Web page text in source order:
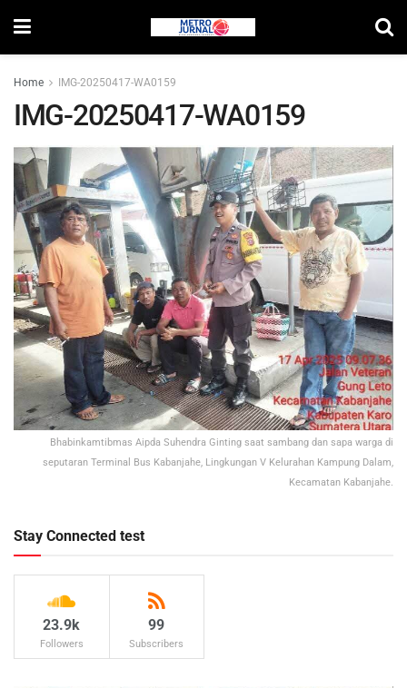
Home IMG-20250417-WA0159
IMG-20250417-WA0159
Bhabinkamtibmas Aipda Suhendra Ginting saat sambang dan sapa warga di
seputaran Terminal Bus Kabanjahe, Lingkungan V Kelurahan Kampung Dalam,
Kecamatan Kabanjahe.
Stay Connected test
23.9k
Followers
99
Subscribers